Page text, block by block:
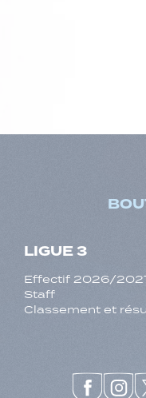
LIGUE 3
Effectif 2026/
Staff
Classement et